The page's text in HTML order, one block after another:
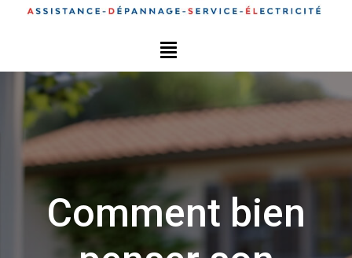
Comment bien